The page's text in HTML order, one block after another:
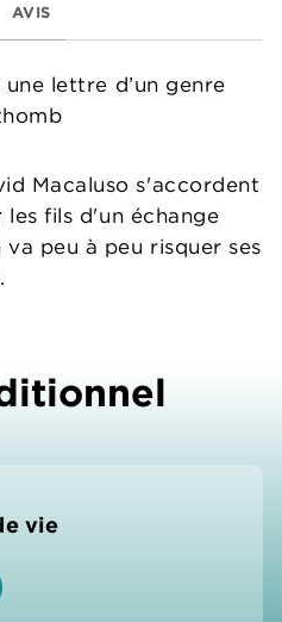
AVIS
lettre d’un genre
Macaluso s'accordent
fils d'un échange
peu à peu risquer ses
vie